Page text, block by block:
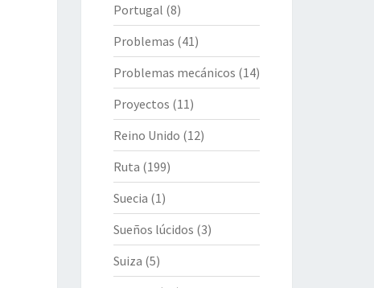
Portugal (8)
Problemas (41)
Problemas mecánicos (14)
Proyectos (11)
Reino Unido (12)
Ruta (199)
Suecia (1)
Sueños lúcidos (3)
Suiza (5)